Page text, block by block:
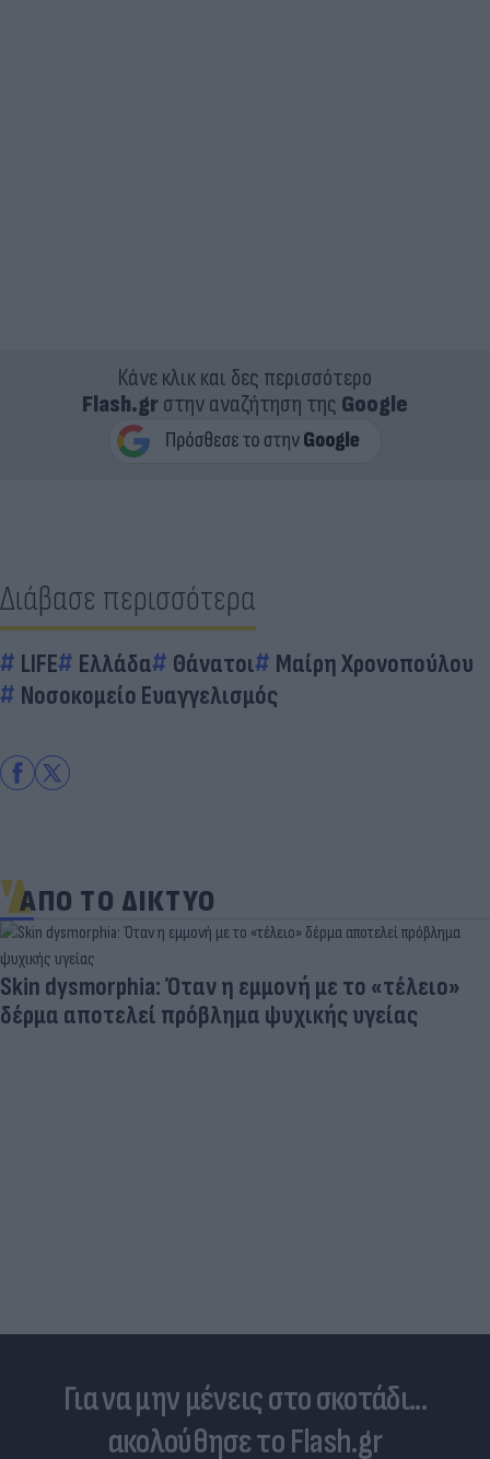
Κάνε κλικ και δες περισσότερο
Flash.grστην αναζήτηση της Google
Διάβασε περισσότερα
LIFE Ελλάδα Θάνατοι
Μαίρη Χρονοπούλου
Νοσοκομείο Ευαγγελισμός
ΑΠΟ ΤΟ ΔΙΚΤΥΟ
Για να μην μένεις στο σκοτάδι...
ακολούθησε το Flash.gr